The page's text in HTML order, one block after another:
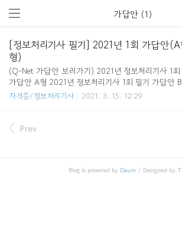
가답안 (1)
[정보처리기사 필기] 2021년 1회 가답안
형)
(Q-Net 가답안 보러가기) 2021년 정보처리기사 1회
가답안 A형 2021년 정보처리기사 1회 필기 가답안
ww.q-net.or.kr/
격자발표 | Q-net www.q-net.or.kr
자격증/정보처리기사 2021. 3. 15. 12:29
Prev
Blog is powered by Daum / Designed by